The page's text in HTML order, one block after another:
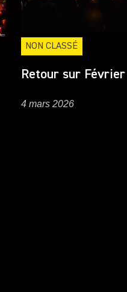
NON CLASSÉ
Retour sur Février
4 mars 2026